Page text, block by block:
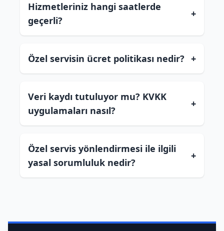
Hizmetleriniz hangi saatlerde
geçerli?
+
Özel servisin ücret politikası nedir? +
Veri kaydı tutuluyor mu? KVKK
uygulamaları nasıl?
+
Özel servis yönlendirmesi ile ilgili
yasal sorumluluk nedir?
+